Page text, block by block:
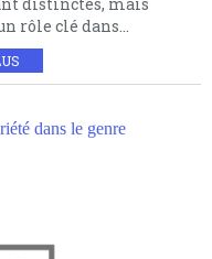
distinctes, mais
rôle clé dans...
dans le genre